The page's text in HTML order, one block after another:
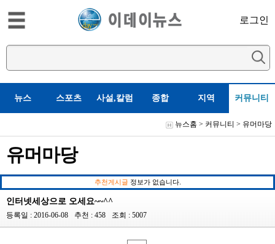
로그인
뉴스 스포츠 사설,칼럼 종합 지역 커뮤니티
뉴스홈 > 커뮤니티 > 유머마당
유머마당
추천게시글 정보가 없습니다.
인터넷세상으로 오세요~~^^
등록일 : 2016-06-08 추천 : 458 조회 : 5007